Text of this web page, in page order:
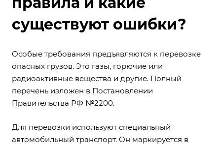
существуют ошибки?
Особые требования предъявляются к перевозке
опасных грузов. Это газы, горючие или
радиоактивные вещества и другие. Полный
перечень изложен в Постановлении
Правительства РФ №2200.
Для перевозки используют специальный
автомобильный транспорт. Он маркируется в